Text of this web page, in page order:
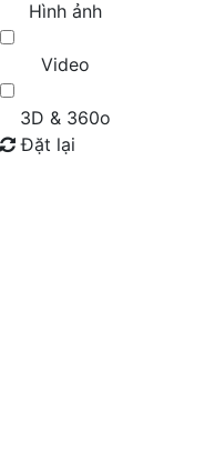
Hình ảnh
Video
3D & 360o
Đặt lại